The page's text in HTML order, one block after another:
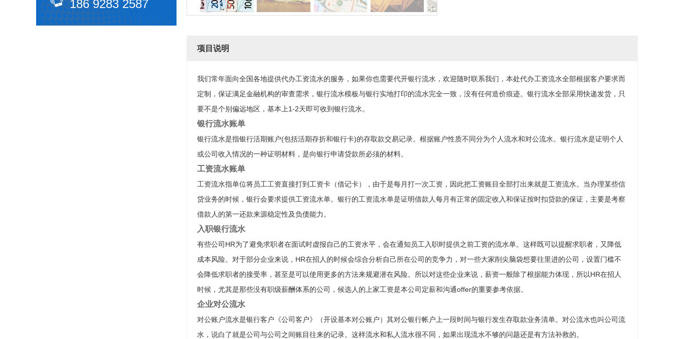
186 9283 2587
项目说明
我们常年面向全国各地提供代办工资流水的服务，如果你也需要代开银行流水，欢迎随时联系我们，本处代办工资流水全部根据客户要求而
定制，保证满足金融机构的审查需求，银行流水模板与银行实地打印的流水完全一致，没有任何造价痕迹。银行流水全部采用快递发货，只
要不是个别偏远地区，基本上1-2天即可收到银行流水。
银行流水账单
银行流水是指银行活期账户(包括活期存折和银行卡)的存取款交易记录。根据账户性质不同分为个人流水和对公流水。银行流水是证明个人
或公司收入情况的一种证明材料，是向银行申请贷款所必须的材料。
工资流水账单
工资流水指单位将员工工资直接打到工资卡（借记卡），由于是每月打一次工资，因此把工资账目全部打出来就是工资流水。当办理某些信
贷业务的时候，银行会要求提供工资流水单。银行的工资流水单是证明借款人每月有正常的固定收入和保证按时扣贷款的保证，主要是考察
借款人的第一还款来源稳定性及负债能力。
入职银行流水
有些公司HR为了避免求职者在面试时虚报自己的工资水平，会在通知员工入职时提供之前工资的流水单。这样既可以提醒求职者，又降低
成本风险。对于部分企业来说，HR在招人的时候会综合分析自己所在公司的竞争力，对一些大家削尖脑袋想要往里进的公司，设置门槛不
会降低求职者的接受率，甚至是可以使用更多的方法来规避潜在风险。所以对这些企业来说，薪资一般除了根据能力体现，所以HR在招人
时候，尤其是那些没有职级薪酬体系的公司，候选人的上家工资是本公司定薪和沟通offer的重要参考依据。
企业对公流水
对公账户流水是银行客户《公司客户》（开设基本对公账户）其对公银行帐户上一段时间与银行发生存取款业务清单。对公流水也叫公司流
水，说白了就是公司与公司之间账目往来的记录。这样流水和私人流水很不同，如果出现流水不够的问题还是有方法补救的。